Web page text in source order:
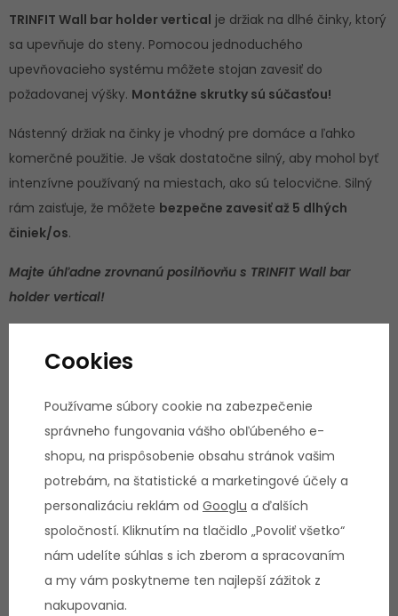
TRINFIT Wall bar holder vertical je držiak na dlhé činky, ktorý
sa upevňuje do steny. Pomocou jednoduchého
upevňovacieho systému môžete stojan zavesiť do
požadovanej výšky. Montážne skrutky sú súčasťou!
Nástenný držiak na činky je vhodný pre domáce a ľahko
komerčné použitie. Je však dostatočne silný, aby mohol byť
intenzívne používaný na miestach, ako sú telocvične. Silný
rám zaisťuje, že môžete bezpečne zavesiť až 5 dlhých
činiek/os.
Majte úhľadne zrovnanú posilňovňu s TRINFIT Wall bar
holder vertical!
Materiál:oceľ a plast
Farba:matná čierna
Povrch je lakovaný práškovou farbou odolnou voči oderu a
potu
Silný rám z masívnej ocele
Jednoduchý upevňovací systém
Skrutky na montáž súčastí
Na zavesenie až 5 dlhých osí
Cookies
Používame súbory cookie na zabezpečenie
správneho fungovania vášho obľúbeného e-
shopu, na prispôsobenie obsahu stránok vašim
potrebám, na štatistické a marketingové účely a
personalizáciu reklám od Googlu a ďalších
spoločností. Kliknutím na tlačidlo „Povoliť všetko“
nám udelíte súhlas s ich zberom a spracovaním
a my vám poskytneme ten najlepší zážitok z
nakupovania.